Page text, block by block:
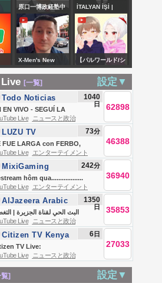
利
原口一博政経塾中
間報告・ゆうこく
連合支援協力カン
ファレンス
İTALYAN İŞİ |
H.KRALOVE -
BEŞİKTAŞ | UEFA
| MAÇ SONU |
GÜNDEM |
TRANSFER
HABERLERİ
& A
X-Men's New
Cyclops Is Kit
Connor - The John
Campea Show
【パルワールド/シ
ーズン２】400人あ
りがとー‼次は
1000目指して突っ
＆作業【ねる視
点】
[一覧] 設定▼
EN VIVO - SEGUÍ LA
EN VIVO DE TODO
Todo Noticias 1040
日 62898
Live
ニュースと政治
FUE LARGA con FERBO,
LEZIN, BELU NEGRI, DOMI
Y TEO D´ELIA | EN VIVO
LUZU TV 73分
46388
Live
エンターテイメント
hôm qua..................
MixiGaming 242分
36940
Live
エンターテイメント
البث الحي لقناة الجزيرة |
AlJazeera Arabic
قناة الجزيرة
1350
日 35853
Live
ニュースと政治
TV Live:
Citizen TV Kenya 6日
27033
Live ニュースと政治
] 設定▼